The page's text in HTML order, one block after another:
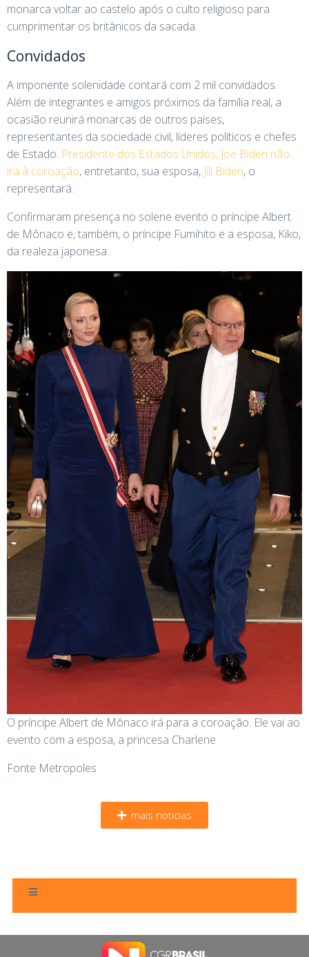
monarca voltar ao castelo após o culto religioso para
cumprimentar os britânicos da sacada.
Convidados
A imponente solenidade contará com 2 mil convidados.
Além de integrantes e amigos próximos da família real, a
ocasião reunirá monarcas de outros países,
representantes da sociedade civil, líderes políticos e chefes
de Estado. Presidente dos Estados Unidos, Joe Biden não
irá à coroação, entretanto, sua esposa, Jill Biden, o
representará.
Confirmaram presença no solene evento o príncipe Albert
de Mônaco e, também, o príncipe Fumihito e a esposa, Kiko,
da realeza japonesa.
O príncipe Albert de Mônaco irá para a coroação. Ele vai ao
evento com a esposa, a princesa Charlene
Fonte Metropoles
mais notícias